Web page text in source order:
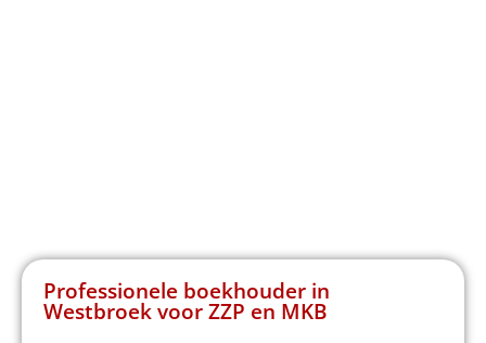
Professionele boekhouder in
Westbroek voor ZZP en MKB